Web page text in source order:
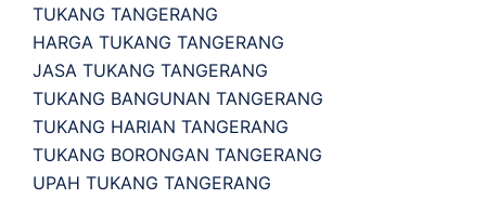
TUKANG TANGERANG
HARGA TUKANG TANGERANG
JASA TUKANG TANGERANG
TUKANG BANGUNAN TANGERANG
TUKANG HARIAN TANGERANG
TUKANG BORONGAN TANGERANG
UPAH TUKANG TANGERANG